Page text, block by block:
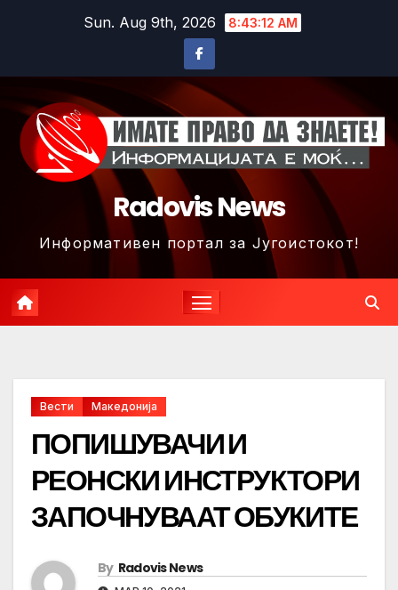
Sun. Aug 9th, 2026 8:43:15 AM
Radovis News
Информативен портал за Југоистокот!
Вести Македонија
ПОПИШУВАЧИ И
РЕОНСКИ ИНСТРУКТОРИ
ЗАПОЧНУВААТ ОБУКИТЕ
By Radovis News